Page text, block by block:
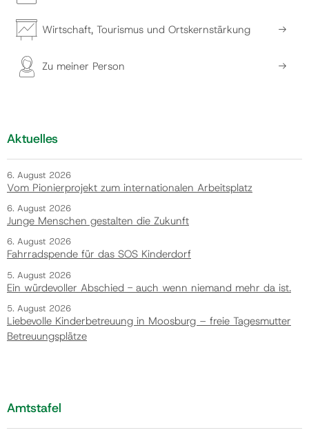
Wirtschaft, Tourismus und Ortskernstärkung
Zu meiner Person
Aktuelles
6. August 2026
Vom Pionierprojekt zum internationalen Arbeitsplatz
6. August 2026
Junge Menschen gestalten die Zukunft
6. August 2026
Fahrradspende für das SOS Kinderdorf
5. August 2026
Ein würdevoller Abschied - auch wenn niemand mehr da ist.
5. August 2026
Liebevolle Kinderbetreuung in Moosburg – freie Tagesmutter
Betreuungsplätze
Amtstafel